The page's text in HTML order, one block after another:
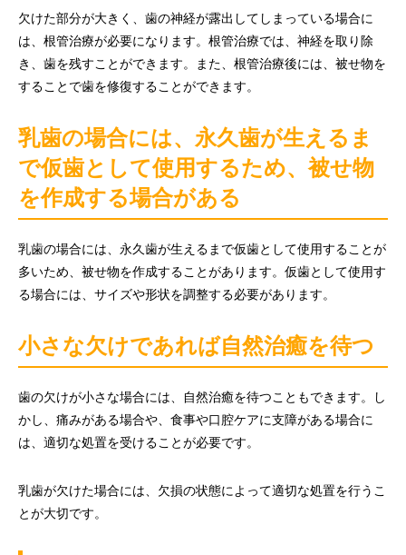
欠けた部分が大きく、歯の神経が露出してしまっている場合に
は、根管治療が必要になります。根管治療では、神経を取り除
き、歯を残すことができます。また、根管治療後には、被せ物を
することで歯を修復することができます。
乳歯の場合には、永久歯が生えるま
で仮歯として使用するため、被せ物
を作成する場合がある
乳歯の場合には、永久歯が生えるまで仮歯として使用することが
多いため、被せ物を作成することがあります。仮歯として使用す
る場合には、サイズや形状を調整する必要があります。
小さな欠けであれば自然治癒を待つ
歯の欠けが小さな場合には、自然治癒を待つこともできます。し
かし、痛みがある場合や、食事や口腔ケアに支障がある場合に
は、適切な処置を受けることが必要です。
乳歯が欠けた場合には、欠損の状態によって適切な処置を行うこ
とが大切です。